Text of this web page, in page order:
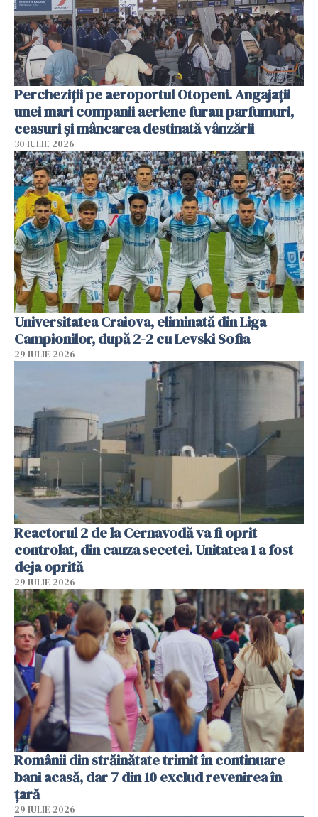
Percheziții pe aeroportul Otopeni. Angajații
unei mari companii aeriene furau parfumuri,
ceasuri și mâncarea destinată vânzării
30 IULIE 2026
Universitatea Craiova, eliminată din Liga
Campionilor, după 2-2 cu Levski Sofia
29 IULIE 2026
Reactorul 2 de la Cernavodă va fi oprit
controlat, din cauza secetei. Unitatea 1 a fost
deja oprită
29 IULIE 2026
Românii din străinătate trimit în continuare
bani acasă, dar 7 din 10 exclud revenirea în
țară
29 IULIE 2026